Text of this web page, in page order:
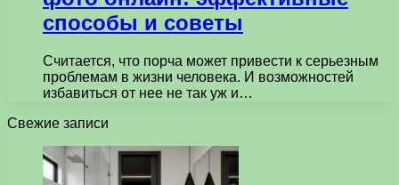
способы и советы
Считается, что порча может привести к серьезным
проблемам в жизни человека. И возможностей
избавиться от нее не так уж и…
Свежие записи